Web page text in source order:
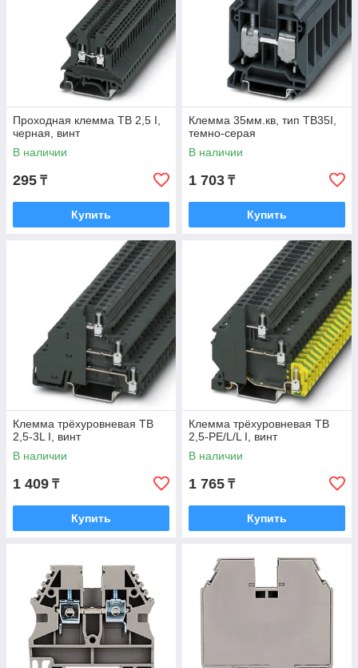
Проходная клемма TB 2,5 I,
черная, винт
В наличии
295 ₸
Купить
Клемма 35мм.кв, тип TB35I,
темно-серая
В наличии
1 703 ₸
Купить
Клемма трёхуровневая TB
2,5-3L I, винт
В наличии
1 409 ₸
Купить
Клемма трёхуровневая TB
2,5-PE/L/L I, винт
В наличии
1 765 ₸
Купить